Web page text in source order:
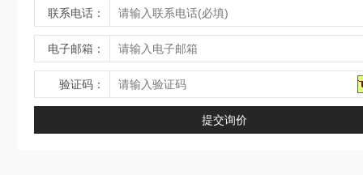
联系电话：
电子邮箱：
验证码：